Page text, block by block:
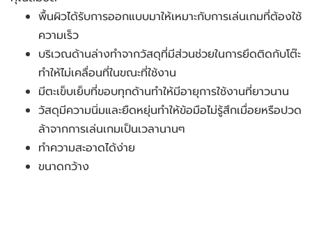
พื้นผิวได้รับการออกแบบมาให้เหมาะกับการเล่นเกมที่ต้องใช้
ความเร็ว
บริเวณด้านล่างทำจากวัสดุที่มีส่วนช่วยในการยึดติดกับโต๊ะ
ทำให้ไม่เคลื่อนที่ในขณะที่ใช้งาน
มีตะเข็บเย็บที่ขอบทุกด้านทำให้มีอายุการใช้งานที่ยาวนาน
วัสดุมีความนิ่มและยืดหยุ่นทำให้ข้อมือไม่รู้สึกเมื่อยหรือปวด
ล้าจากการเล่นเกมเป็นเวลานานๆ
ทำความสะอาดได้ง่าย
ขนาดกว้าง